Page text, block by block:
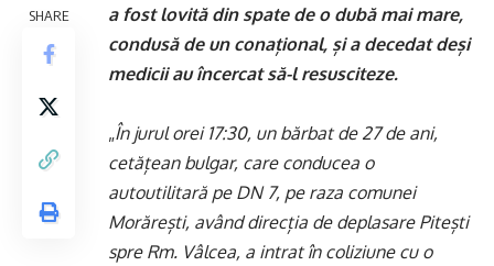
SHARE
a fost lovită din spate de o dubă mai mare,
condusă de un conațional, și a decedat deși
medicii au încercat să-l resusciteze.
„În jurul orei 17:30, un bărbat de 27 de ani,
cetățean bulgar, care conducea o
autoutilitară pe DN 7, pe raza comunei
Morărești, având direcția de deplasare Pitești
spre Rm. Vâlcea, a intrat în coliziune cu o